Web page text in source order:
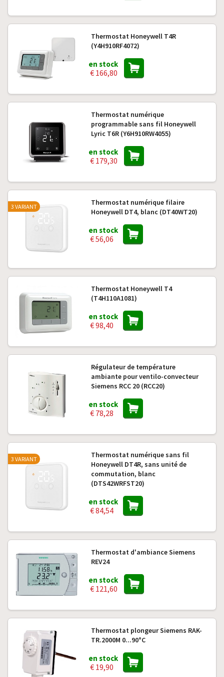
Thermostat Honeywell T4R
(Y4H910RF4072)
en stock
€ 166,80
Thermostat numérique
programmable sans fil Honeywell
Lyric T6R (Y6H910RW4055)
en stock
€ 179,30
Thermostat numérique filaire
Honeywell DT4, blanc (DT40WT20)
en stock
€ 56,06
3 VARIANT
Thermostat Honeywell T4
(T4H110A1081)
en stock
€ 98,40
Régulateur de température
ambiante pour ventilo-convecteur
Siemens RCC 20 (RCC20)
en stock
€ 78,28
Thermostat numérique sans fil
Honeywell DT4R, sans unité de
commutation, blanc
(DTS42WRFST20)
en stock
€ 84,54
3 VARIANT
Thermostat d'ambiance Siemens
REV24
en stock
€ 121,60
Thermostat plongeur Siemens RAK-
TR.2000M 0...90°C
en stock
€ 19,90